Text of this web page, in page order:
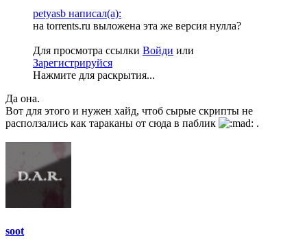
petyasb написал(а):
на torrents.ru выложена эта же версия нулла?
Для просмотра ссылки Войди или
Зарегистрируйся
Нажмите для раскрытия...
Да она.
Вот для этого и нужен хайд, чтоб сырые скрипты не
расползались как тараканы от сюда в паблик
.
soot